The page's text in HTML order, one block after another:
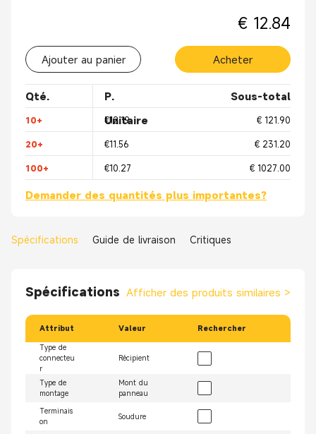
€ 12.84
Ajouter au panier Acheter
Qté.
P.
Unitaire
Sous-total
10+ €12.19 € 121.90
20+ €11.56 € 231.20
100+ €10.27 € 1027.00
Demander des quantités plus importantes?
Spécifications Guide de livraison Critiques
Spécifications Afficher des produits similaires >
Attribut Valeur Rechercher
Type de
connecteu
r
Récipient
Type de
montage
Mont du
panneau
Terminais
on
Soudure